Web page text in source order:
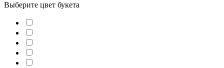
Выберите цвет букета